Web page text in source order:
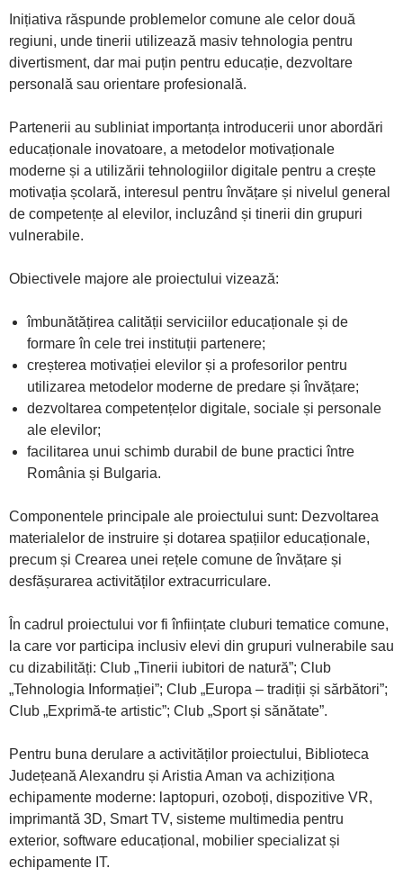
Inițiativa răspunde problemelor comune ale celor două
regiuni, unde tinerii utilizează masiv tehnologia pentru
divertisment, dar mai puțin pentru educație, dezvoltare
personală sau orientare profesională.
Partenerii au subliniat importanța introducerii unor abordări
educaționale inovatoare, a metodelor motivaționale
moderne și a utilizării tehnologiilor digitale pentru a crește
motivația școlară, interesul pentru învățare și nivelul general
de competențe al elevilor, incluzând și tinerii din grupuri
vulnerabile.
Obiectivele majore ale proiectului vizează:
îmbunătățirea calității serviciilor educaționale și de
formare în cele trei instituții partenere;
creșterea motivației elevilor și a profesorilor pentru
utilizarea metodelor moderne de predare și învățare;
dezvoltarea competențelor digitale, sociale și personale
ale elevilor;
facilitarea unui schimb durabil de bune practici între
România și Bulgaria.
Componentele principale ale proiectului sunt: Dezvoltarea
materialelor de instruire și dotarea spațiilor educaționale,
precum și Crearea unei rețele comune de învățare și
desfășurarea activităților extracurriculare.
În cadrul proiectului vor fi înființate cluburi tematice comune,
la care vor participa inclusiv elevi din grupuri vulnerabile sau
cu dizabilități: Club „Tinerii iubitori de natură”; Club
„Tehnologia Informației”; Club „Europa – tradiții și sărbători”;
Club „Exprimă-te artistic”; Club „Sport și sănătate”.
Pentru buna derulare a activităților proiectului, Biblioteca
Județeană Alexandru și Aristia Aman va achiziționa
echipamente moderne: laptopuri, ozoboți, dispozitive VR,
imprimantă 3D, Smart TV, sisteme multimedia pentru
exterior, software educațional, mobilier specializat și
echipamente IT.